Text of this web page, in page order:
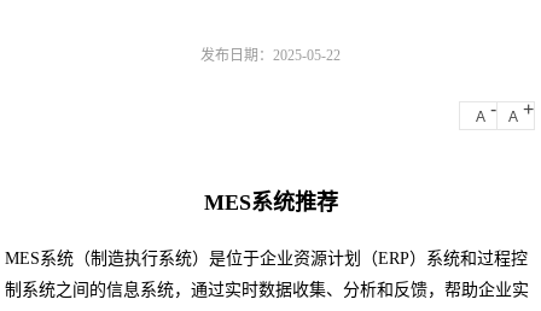
发布日期：2025-05-22
A - A +
MES系统推荐
MES系统（制造执行系统）是位于企业资源计划（ERP）系统和过程控
制系统之间的信息系统，通过实时数据收集、分析和反馈，帮助企业实